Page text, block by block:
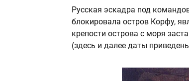
Русская эскадра под
блокировала остров Корфу,
крепости острова с моря
(здесь и далее даты